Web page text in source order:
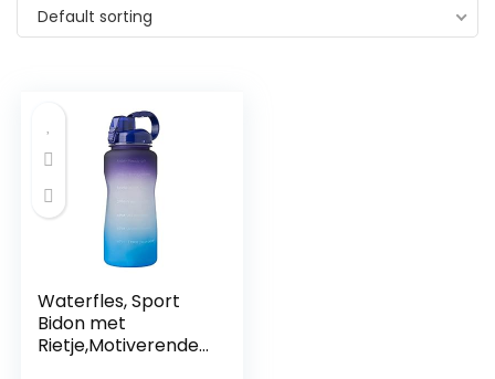
Default sorting
Waterfles, Sport
Bidon met
Rietje,Motiverende